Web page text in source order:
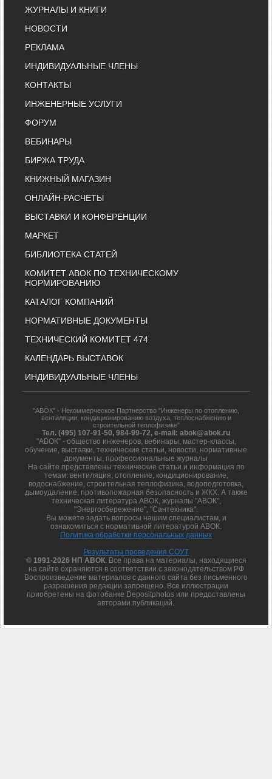
ЖУРНАЛЫ И КНИГИ
НОВОСТИ
РЕКЛАМА
ИНДИВИДУАЛЬНЫЕ ЧЛЕНЫ
КОНТАКТЫ
ИНЖЕНЕРНЫЕ УСЛУГИ
ФОРУМ
ВЕБИНАРЫ
БИРЖА ТРУДА
КНИЖНЫЙ МАГАЗИН
ОНЛАЙН-РАСЧЕТЫ
ВЫСТАВКИ И КОНФЕРЕНЦИИ
МАРКЕТ
БИБЛИОТЕКА СТАТЕЙ
КОМИТЕТ АВОК ПО ТЕХНИЧЕСКОМУ
НОРМИРОВАНИЮ
КАТАЛОГ КОМПАНИЙ
НОРМАТИВНЫЕ ДОКУМЕНТЫ
ТЕХНИЧЕСКИЙ КОМИТЕТ 474
КАЛЕНДАРЬ ВЫСТАВОК
ИНДИВИДУАЛЬНЫЕ ЧЛЕНЫ
"АВОК" - Некоммерческое Партнерство "Инженеры по отоплению,
вентиляции, кондиционированию воздуха, теплоснабжению и
строительной теплофизике"
Тел. (495) 107-91-50, 984-99-72, e-mail: abok@abok.ru
"АВОК" - общество инженеров, вебинары, мастер-классы,
обучение, выставки, технические статьи, новости, нормативные
документы, профессиональные журналы
На сайте представлены технические статьи и информация по
темам: вентиляция, отопление, кондиционирование,
водоснабжение, строительная теплофизика, водоподготовка,
дымоудаление, противопожарная безопасность и ЖКХ. А также
техническая литература АВОК, журналы "АВОК",
"Энергосбережение", "Сантехника".
Вы можете задать вопросы нашим специалистам, и
ознакомиться с нормативной литературой АВОК.
Политика обработки персональных данных
Результаты проведения СОУТ
© 1991-2026 НП АВОК. Все права на материалы, находящиеся
на сайте охраняются в соответствии с законодательством РФ
Воспроизведение материалов с данного сайта без письменного
разрешения редакции запрещено. Все иллюстрации
приобретены на фотобанке Depositphotos или предоставлены
авторами публикаций.